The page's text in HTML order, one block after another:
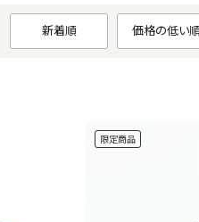
新着順 価格の低い
限定商品